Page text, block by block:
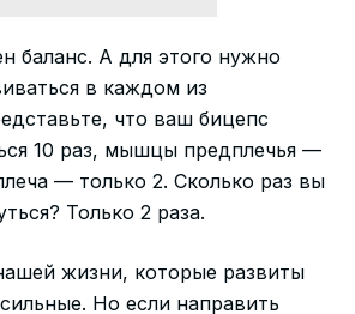
баланс. А для этого нужно
в каждом из
что ваш бицепс
10 раз, мышцы предплечья —
— только 2. Сколько раз вы
Только 2 раза.
жизни, которые развиты
Но если направить